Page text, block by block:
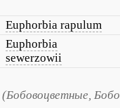
Euphorbia rapulum
Euphorbia
sewerzowii
(Бобовоцветные,